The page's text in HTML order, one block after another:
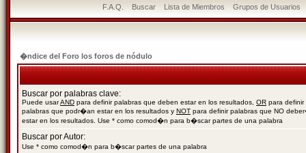
F.A.Q. Buscar Lista de Miembros Grupos de Usuarios
�ndice del Foro los foros de nódulo
Buscar por palabras clave:
Puede usarAND para definir palabras que deben estar en los resultados, OR para definir
palabras que podr�an estar en los resultados y NOT para definir palabras que NO
estar en los resultados. Use * como comod�n para b�scar partes de una palabra
Buscar por Autor:
Use * como comod�n para b�scar partes de una palabra